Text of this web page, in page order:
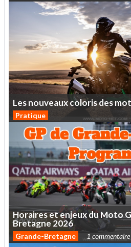
Lesnouveauxcolorisdes
Pratique
HorairesetenjeuxduMoto
Bretagne 2026
Grande-Bretagne 1 commentaire